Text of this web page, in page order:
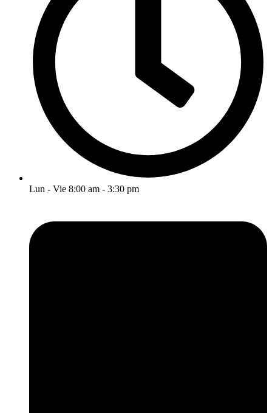
Lun - Vie 8:00 am - 3:30 pm